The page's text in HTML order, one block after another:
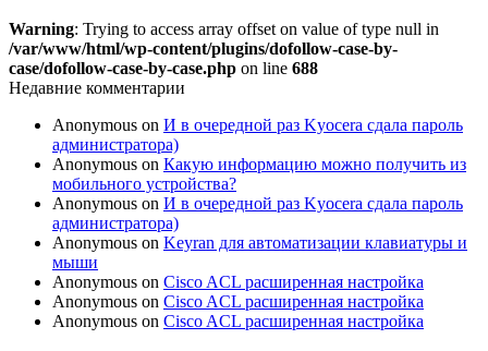
Warning: Trying to access array offset on value of type null in
/var/www/html/wp-content/plugins/dofollow-case-by-
case/dofollow-case-by-case.php on line 688
Недавние комментарии
Anonymous on И в очередной раз Kyocera сдала пароль
администратора)
Anonymous on Какую информацию можно получить из
мобильного устройства?
Anonymous on И в очередной раз Kyocera сдала пароль
администратора)
Anonymous on Keyran для автоматизации клавиатуры и
мыши
Anonymous on Cisco ACL расширенная настройка
Anonymous on Cisco ACL расширенная настройка
Anonymous on Cisco ACL расширенная настройка